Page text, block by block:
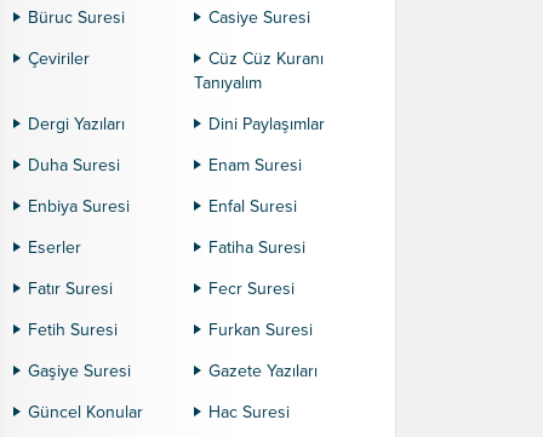
Büruc Suresi
Casiye Suresi
Çeviriler
Cüz Cüz Kuranı
Tanıyalım
Dergi Yazıları
Dini Paylaşımlar
Duha Suresi
Enam Suresi
Enbiya Suresi
Enfal Suresi
Eserler
Fatiha Suresi
Fatır Suresi
Fecr Suresi
Fetih Suresi
Furkan Suresi
Gaşiye Suresi
Gazete Yazıları
Güncel Konular
Hac Suresi